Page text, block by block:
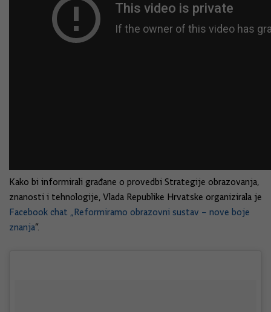
Kako bi informirali građane o provedbi Strategije obrazovanja,
znanosti i tehnologije, Vlada Republike Hrvatske organizirala je
Facebook chat „Reformiramo obrazovni sustav – nove boje
znanja“.